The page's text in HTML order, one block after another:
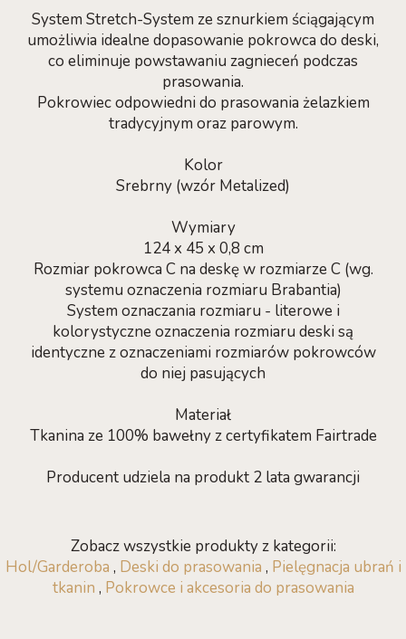
System Stretch-System ze sznurkiem ściągającym
umożliwia idealne dopasowanie pokrowca do deski,
co eliminuje powstawaniu zagnieceń podczas
prasowania.
Pokrowiec odpowiedni do prasowania żelazkiem
tradycyjnym oraz parowym.
Kolor
Srebrny (wzór Metalized)
Wymiary
124 x 45 x 0,8 cm
Rozmiar pokrowca C na deskę w rozmiarze C (wg.
systemu oznaczenia rozmiaru Brabantia)
System oznaczania rozmiaru - literowe i
kolorystyczne oznaczenia rozmiaru deski są
identyczne z oznaczeniami rozmiarów pokrowców
do niej pasujących
Materiał
Tkanina ze 100% bawełny z certyfikatem Fairtrade
Producent udziela na produkt 2 lata gwarancji
Zobacz wszystkie produkty z kategorii:
Hol/Garderoba , Deski do prasowania , Pielęgnacja ubrań i
tkanin , Pokrowce i akcesoria do prasowania